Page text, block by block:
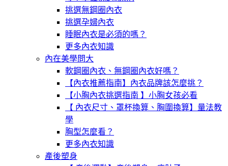
挑選無鋼圈內衣
挑選孕婦內衣
睡眠內衣是必須的嗎？
更多內衣知識
內在美學問大
軟鋼圈內衣、無鋼圈內衣好嗎？
【內衣推薦指南】內衣品牌該怎麼挑？
【小胸內衣挑選指南 】小胸女孩必看
【 內衣尺寸、罩杯換算、胸圍換算】量法教
學
胸型怎麼看？
更多內衣知識
產後塑身